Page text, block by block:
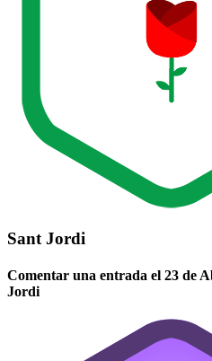
Sant Jordi
Comentar una entrada el 23 de
Jordi